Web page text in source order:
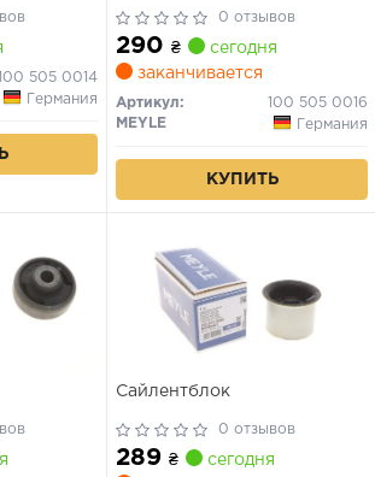
505 0014
Германия
0 отзывов
290 ₴
сегодня
заканчивается
Артикул:
100 505 0016
MEYLE
Германия
КУПИТЬ
Сайлентблок
0 отзывов
289 ₴
сегодня